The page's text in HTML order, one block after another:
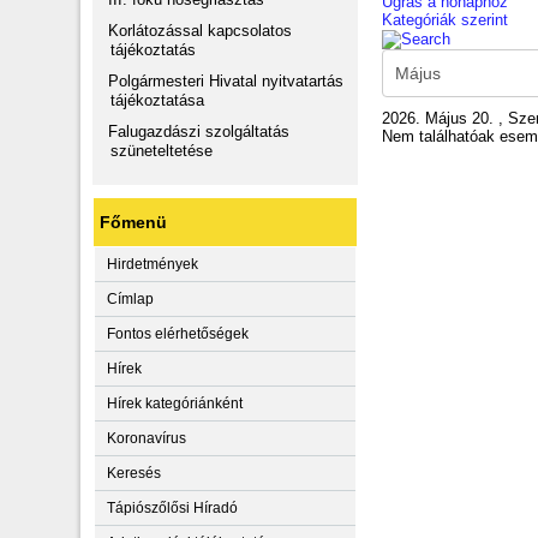
Korlátozással kapcsolatos
tájékoztatás
Polgármesteri Hivatal nyitvatartás
tájékoztatása
Falugazdászi szolgáltatás
szüneteltetése
Főmenü
Hirdetmények
Címlap
Fontos elérhetőségek
Hírek
Hírek kategóriánként
Koronavírus
Keresés
Tápiószőlősi Híradó
Kategóriák szerint
2026. Május 20. ,
Nem találhatóak